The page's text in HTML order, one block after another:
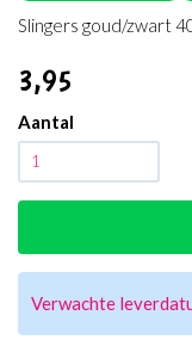
Slingers goud/zwart
3,95
Aantal
Verwachte